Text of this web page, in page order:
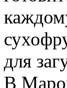
для
В